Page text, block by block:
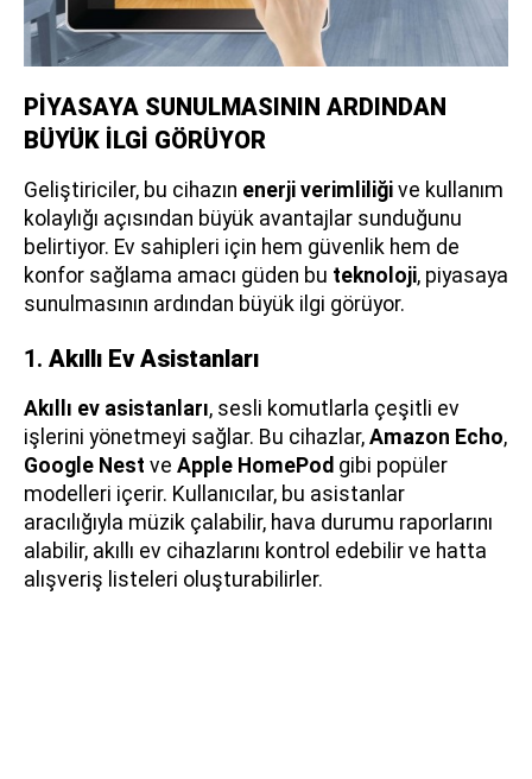
PİYASAYA SUNULMASININ ARDINDAN
BÜYÜK İLGİ GÖRÜYOR
Geliştiriciler, bu cihazın enerji verimliliği ve kullanım
kolaylığı açısından büyük avantajlar sunduğunu
belirtiyor. Ev sahipleri için hem güvenlik hem de
konfor sağlama amacı güden bu teknoloji, piyasaya
sunulmasının ardından büyük ilgi görüyor.
1. Akıllı Ev Asistanları
Akıllı ev asistanları, sesli komutlarla çeşitli ev
işlerini yönetmeyi sağlar. Bu cihazlar, Amazon Echo,
Google Nest ve Apple HomePod gibi popüler
modelleri içerir. Kullanıcılar, bu asistanlar
aracılığıyla müzik çalabilir, hava durumu raporlarını
alabilir, akıllı ev cihazlarını kontrol edebilir ve hatta
alışveriş listeleri oluşturabilirler.